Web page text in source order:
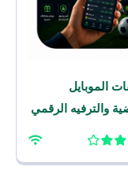
الموبايل
والترفيه الرقمي